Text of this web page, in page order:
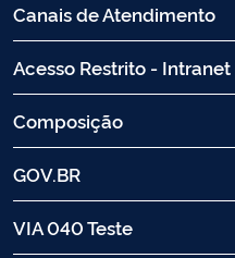
Canais de Atendimento
Acesso Restrito - Intranet
Composição
GOV.BR
VIA 040 Teste